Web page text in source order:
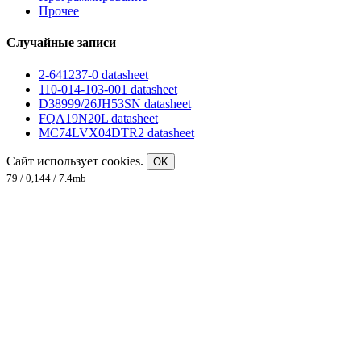
Прочее
Случайные записи
2-641237-0 datasheet
110-014-103-001 datasheet
D38999/26JH53SN datasheet
FQA19N20L datasheet
MC74LVX04DTR2 datasheet
Сайт использует cookies.
OK
79 / 0,144 / 7.4mb